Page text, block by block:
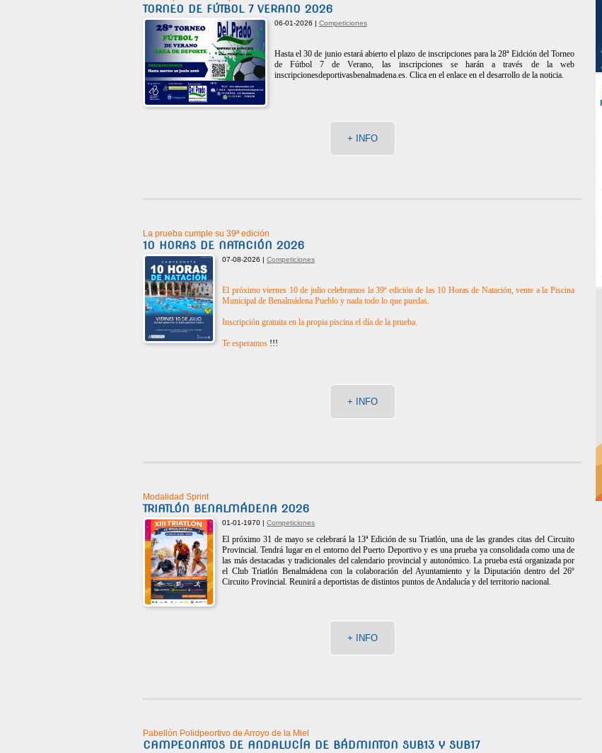
TORNEO DE FÚTBOL 7 VERANO 2026
06-01-2026 | Competiciones
Hasta el 30 de junio estará abierto el plazo de inscripciones para la 28ª Eidción del Torneo
de Fútbol 7 de Verano, las inscripciones se harán a través de la web
inscripcionesdeportivasbenalmadena.es. Clica en el enlace en el desarrollo de la noticia.
+ INFO
La prueba cumple su 39ª edición
10 HORAS DE NATACIÓN 2026
07-08-2026 | Competiciones
El próximo viernes 10 de julio celebramos la 39ª edición de las 10 Horas de Natación, vente a la Piscina
Municipal de Benalmádena Pueblo y nada todo lo que puedas.
Inscripción gratuita en la propia piscina el día de la prueba.
Te esperamos !!!
+ INFO
Modalidad Sprint
TRIATLÓN BENALMÁDENA 2026
01-01-1970 | Competiciones
El próximo 31 de mayo se celebrará la 13ª Edición de su Triatlón, una de las grandes citas del Circuito
Provincial. Tendrá lugar en el entorno del Puerto Deportivo y es una prueba ya consolidada como una de
las más destacadas y tradicionales del calendario provincial y autonómico. La prueba está organizada por
el Club Triatlón Benalmádena con la colaboración del Ayuntamiento y la Diputación dentro del 26º
Circuito Provincial. Reunirá a deportistas de distintos puntos de Andalucía y del territorio nacional.
+ INFO
Pabellón Polidpeortivo de Arroyo de la Miel
CAMPEONATOS DE ANDALUCÍA DE BÁDMINTON SUB13 Y SUB17